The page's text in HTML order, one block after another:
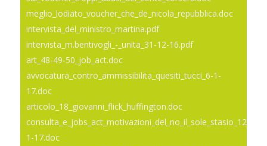
meglio_lodiato_voucher_che_de_nicola_repubblica.doc
intervista_del_ministro_martina.pdf
intervista_m.bentivogli_-_unita_31-12-16.pdf
art_48-49-50_job_act.doc
avvocatura_contro_ammissibilita_quesiti_tucci_6-1-
17.doc
articolo_18_giovanni_flick_huffington.doc
consulta_e_jobs_act_motivazioni_del_no_il_sole_stasio_12-
1-17.doc